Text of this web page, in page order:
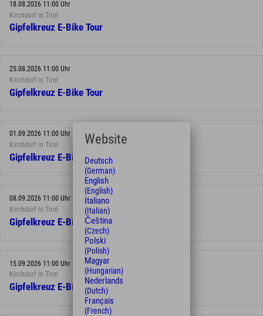
18.08.2026 11:00 Uhr
Kirchdorf in Tirol
Gipfelkreuz E-Bike Tour
25.08.2026 11:00 Uhr
Kirchdorf in Tirol
Gipfelkreuz E-Bike Tour
01.09.2026 11:00 Uhr
Kirchdorf in Tirol
Gipfelkreuz E-Bike Tour
08.09.2026 11:00 Uhr
Kirchdorf in Tirol
Gipfelkreuz E-Bike Tour
15.09.2026 11:00 Uhr
Kirchdorf in Tirol
Gipfelkreuz E-Bike Tour
Website
Deutsch
(German)
English
(English)
Italiano
(Italian)
Čeština
(Czech)
Polski
(Polish)
Magyar
(Hungarian)
Nederlands
(Dutch)
Français
(French)